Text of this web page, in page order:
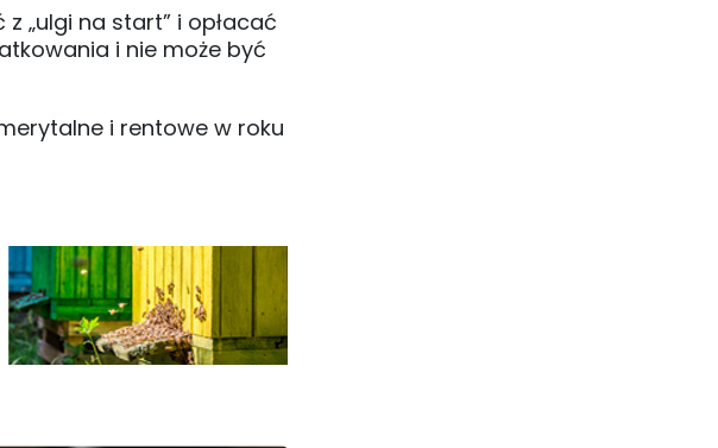
„ulgi na start” i opłacać
i nie może być
i rentowe w roku